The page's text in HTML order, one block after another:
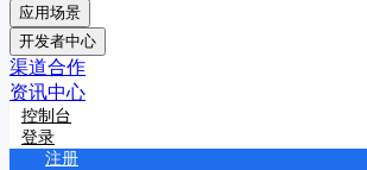
应用场景
开发者中心
渠道合作
资讯中心
控制台
登录
注册